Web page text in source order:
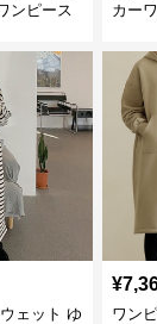
ンピース
カー
ェット ゆ
¥
ワン